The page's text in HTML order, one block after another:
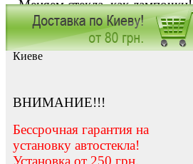
Меняем стекла, как лампочки!
Заказать установку автостекла в
Киеве
ВНИМАНИЕ!!!
Бессрочная гарантия на
установку автостекла!
Установка от 250 грн.